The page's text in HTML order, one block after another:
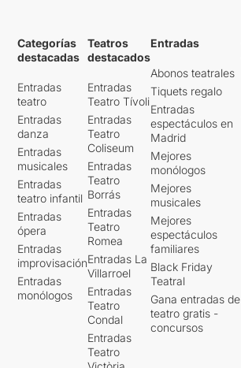
Categorías
destacadas
Entradas
teatro
Entradas
danza
Entradas
musicales
Entradas
teatro infantil
Entradas
ópera
Entradas
improvisación
Entradas
monólogos
Teatros
destacados
Entradas
Teatro Tívoli
Entradas
Teatro
Coliseum
Entradas
Teatro
Borrás
Entradas
Teatro
Romea
Entradas La
Villarroel
Entradas
Teatro
Condal
Entradas
Teatro
Entradas
Abonos teatrales
Tiquets regalo
Entradas
espectáculos en
Madrid
Mejores
monólogos
Mejores
musicales
Mejores
espectáculos
familiares
Black Friday
Teatral
Gana entradas de
teatro gratis -
concursos